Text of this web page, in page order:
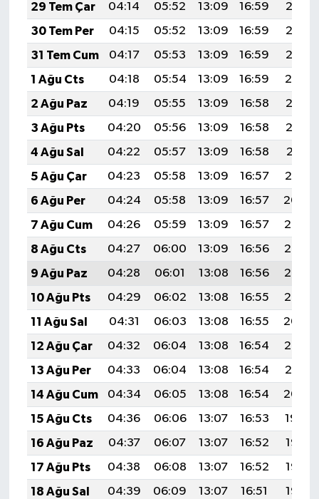
29 Tem Çar
04:14 05:52 13:09 16:59
20:17
30 Tem Per
04:15 05:52 13:09 16:59
20:16
31 Tem Cum
04:17 05:53 13:09 16:59
20:15
1 Ağu Cts
04:18 05:54 13:09 16:59
20:14
2 Ağu Paz
04:19 05:55 13:09 16:58
20:13
3 Ağu Pts
04:20 05:56 13:09 16:58
20:12
4 Ağu Sal
04:22 05:57 13:09 16:58
20:11
5 Ağu Çar
04:23 05:58 13:09 16:57
20:10
6 Ağu Per
04:24 05:58 13:09 16:57
20:09
7 Ağu Cum
04:26 05:59 13:09 16:57
20:08
8 Ağu Cts
04:27 06:00 13:09 16:56
20:07
9 Ağu Paz
04:28 06:01 13:08 16:56
20:06
10 Ağu Pts
04:29 06:02 13:08 16:55
20:05
11 Ağu Sal
04:31 06:03 13:08 16:55
20:04
12 Ağu Çar
04:32 06:04 13:08 16:54
20:02
13 Ağu Per
04:33 06:04 13:08 16:54
20:01
14 Ağu Cum
04:34 06:05 13:08 16:54
20:00
15 Ağu Cts
04:36 06:06 13:07 16:53
19:59
16 Ağu Paz
04:37 06:07 13:07 16:52
19:58
17 Ağu Pts
04:38 06:08 13:07 16:52
19:56
18 Ağu Sal
04:39 06:09 13:07 16:51
19:55